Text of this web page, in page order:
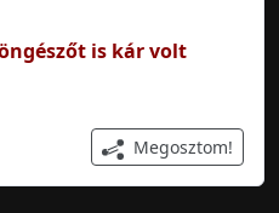
is kár volt
Megosztom!